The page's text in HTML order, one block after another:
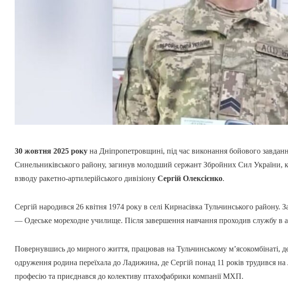
30 жовтня 2025 року на Дніпропетровщині, під час виконання бойового
Синельниківського району, загинув молодший сержант Збройних Сил України,
взводу ракетно-артилерійського дивізіону Сергій Олексієнко.
Сергій народився 26 квітня 1974 року в селі Кирнасівка Тульчинського району.
— Одеське мореходне училище. Після завершення навчання проходив службу в
Повернувшись до мирного життя, працював на Тульчинському м’ясокомбінаті,
одруження родина переїхала до Ладижина, де Сергій понад 11 років трудився
професію та приєднався до колективу птахофабрики компанії МХП.